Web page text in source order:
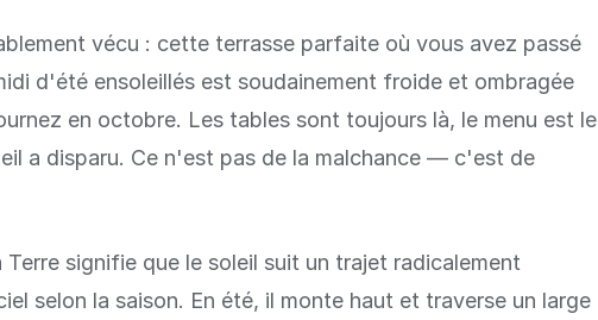
vécu : cette terrasse parfaite où vous avez passé
d'été ensoleillés est soudainement froide et ombragée
en octobre. Les tables sont toujours là, le menu est le
a disparu. Ce n'est pas de la malchance — c'est de
Terre signifie que le soleil suit un trajet radicalement
selon la saison. En été, il monte haut et traverse un large